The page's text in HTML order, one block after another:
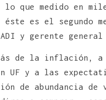
que medido en
es el segundo
y gerente general
de la inflación,
y a las
de abundancia